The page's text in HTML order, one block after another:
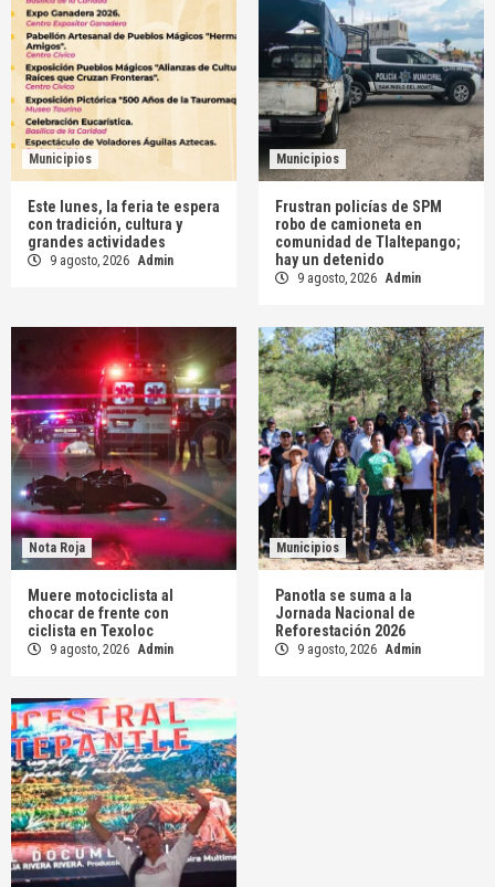
Municipios
Este lunes, la feria te espera
con tradición, cultura y
grandes actividades
9 agosto, 2026 Admin
Municipios
Frustran policías de SPM
robo de camioneta en
comunidad de Tlaltepango;
hay un detenido
9 agosto, 2026 Admin
Nota Roja
Muere motociclista al
chocar de frente con
ciclista en Texoloc
9 agosto, 2026 Admin
Municipios
Panotla se suma a la
Jornada Nacional de
Reforestación 2026
9 agosto, 2026 Admin